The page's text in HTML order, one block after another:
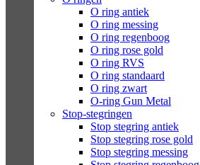
O ring antiek
O ring messing
O ring regenboog
O ring rose gold
O ring RVS
O ring standaard
O ring zwart
O-ring Gun Metal
Stop-stegringen
Stop stegring antiek
Stop stegring rose gold
Stop stegring messing